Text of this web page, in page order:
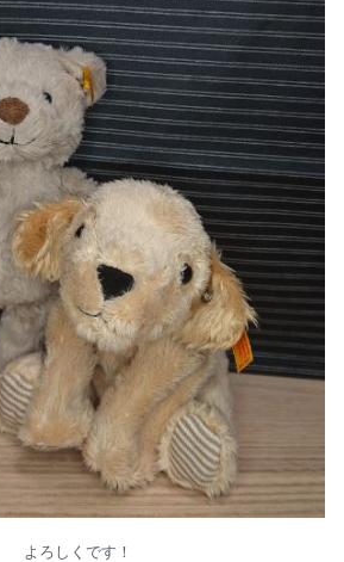
よろしくです！